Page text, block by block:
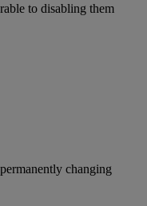
to disabling them
changing